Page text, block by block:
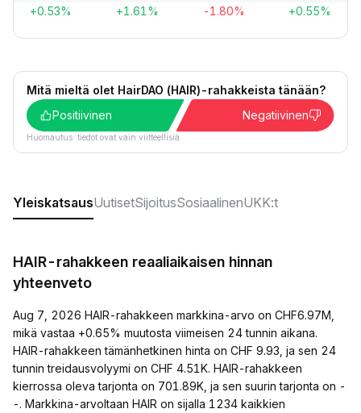
+0.53% +1.61% -1.80% +0.55%
Mitä mieltä olet HairDAO (HAIR)-rahakkeista tänään?
Positiivinen
Negatiivinen
Huomautus: tiedot ovat vain viitteellisiä.
YleiskatsausUutisetSijoitusSosiaalinenUKK:t
HAIR-rahakkeen reaaliaikaisen hinnan
yhteenveto
Aug 7, 2026 HAIR-rahakkeen markkina-arvo on CHF6.97M,
mikä vastaa +0.65% muutosta viimeisen 24 tunnin aikana.
HAIR-rahakkeen tämänhetkinen hinta on CHF 9.93, ja sen 24
tunnin treidausvolyymi on CHF 4.51K. HAIR-rahakkeen
kierrossa oleva tarjonta on 701.89K, ja sen suurin tarjonta on -
-. Markkina-arvoltaan HAIR on sijalla 1234 kaikkien